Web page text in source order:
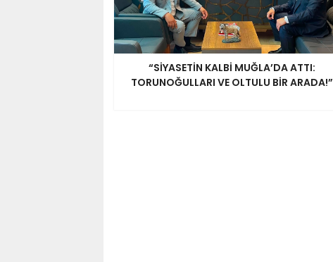
“SİYASETİN KALBİ MUĞLA’DA ATTI:
TORUNOĞULLARI VE OLTULU BİR ARADA!”